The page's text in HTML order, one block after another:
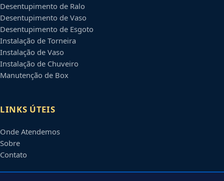
Desentupimento de Ralo
Desentupimento de Vaso
Desentupimento de Esgoto
Instalação de Torneira
Instalação de Vaso
Instalação de Chuveiro
Manutenção de Box
LINKS ÚTEIS
Onde Atendemos
Sobre
Contato